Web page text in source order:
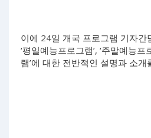
이에 24일 개국 프로그램 기자간
‘평일예능프로그램’, ‘주말예능프
램’에 대한 전반적인 설명과 소개